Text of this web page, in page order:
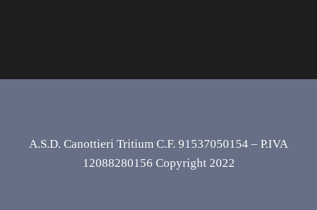
A.S.D. Canottieri Tritium C.F. 91537050154 – P.IVA
12088280156 Copyright 2022